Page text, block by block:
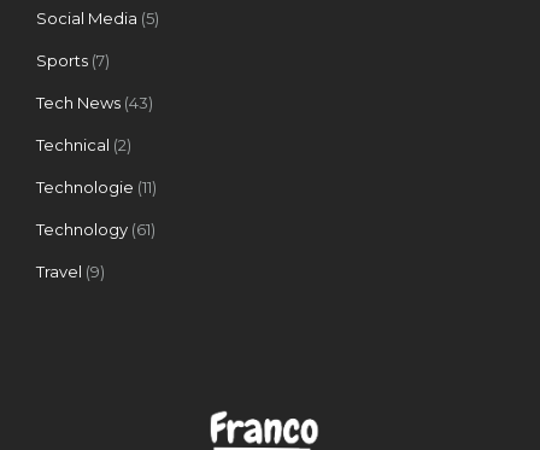
Social Media (5)
Sports (7)
Tech News (43)
Technical (2)
Technologie (11)
Technology (61)
Travel (9)